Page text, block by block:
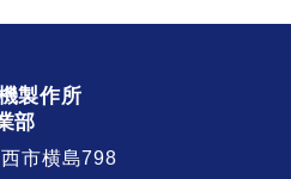
製作所
部
市横島798